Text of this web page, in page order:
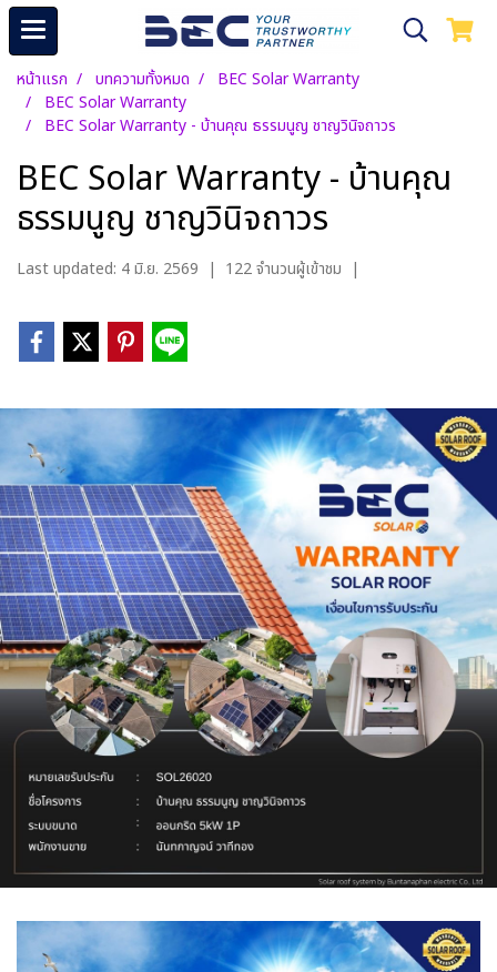
หน้าแรก บทความทั้งหมด
BEC Solar Warranty
BEC Solar Warranty
BEC Solar Warranty - บ้านคุณ ธรรมนูญ ชาญวินิจถาวร
BEC Solar Warranty - บ้านคุณ
ธรรมนูญ ชาญวินิจถาวร
Last updated: 4 มิ.ย. 2569 | 122 จำนวนผู้เข้าชม |